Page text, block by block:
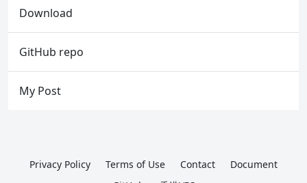
Download
GitHub repo
My Post
Privacy Policy Terms of Use Contact
Document